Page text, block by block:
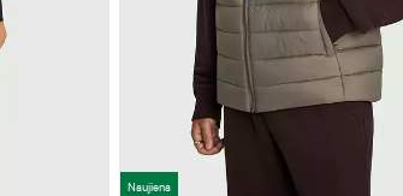
Naujiena